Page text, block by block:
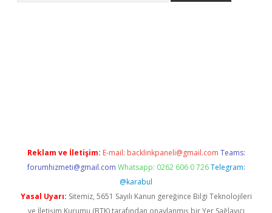
Reklam ve İletişim: E-mail: backlinkpaneli@gmail.com Teams:
forumhizmeti@gmail.com Whatsapp: 0262 606 0 726 Telegram:
@karabul
Yasal Uyarı: Sitemiz, 5651 Sayılı Kanun gereğince Bilgi Teknolojileri
ve İletişim Kurumu (BTK) tarafından onaylanmış bir Yer Sağlayıcı